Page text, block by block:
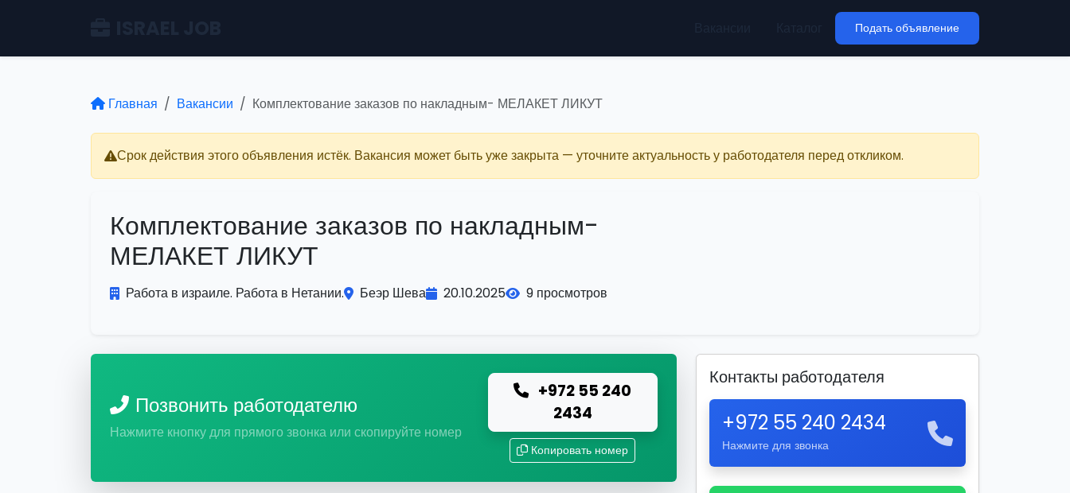
Подать объявление
Главная Вакансии Комплектование заказов по накладным- МЕЛАКЕТ ЛИКУТ
Срок действия этого объявления истёк. Вакансия может быть уже закрыта — уточните актуальность у работодателя перед откликом.
Комплектование заказов по накладным-
МЕЛАКЕТ ЛИКУТ
Работа в израиле. Работа в Нетании. Беэр Шева 20.10.2025 9 просмотров
Позвонить работодателю
Нажмите кнопку для прямого звонка или скопируйте номер
+972 55 240
2434
Копировать номер
Контакты работодателя
+972 55 240 2434
Нажмите для звонка